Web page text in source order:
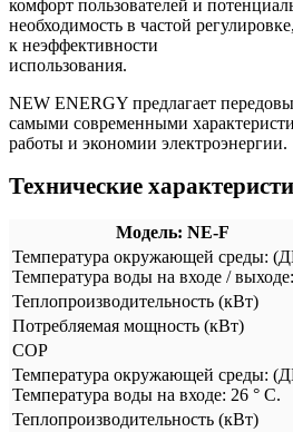
комфорт пользователей и
необходимость в частой
к неэффективности
использования.
NEW ENERGY предлагает
самыми современными
работы и экономии электроэнергии.
Технические
Модель: NE-F
Температура окружающей среды:
Температура воды на входе /
Теплопроизводительность (кВт)
Потребляемая мощность (кВт)
COP
Температура окружающей среды:
Температура воды на входе: 26 ° C.
Теплопроизводительность (кВт)